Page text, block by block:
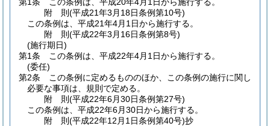
附 則(平成21年3月18日条例第10号)
この条例は、平成21年4月1日から施行する。
附 則(平成22年3月16日条例第8号)
(施行期日)
第1条
この条例は、平成22年4月1日から施行する。
(委任)
第2条
この条例に定めるもののほか、この条例の施行に関し
必要な事項は、規則で定める。
附 則(平成22年6月30日条例第27号)
この条例は、平成22年6月30日から施行する。
附 則(平成22年12月1日条例第40号)抄